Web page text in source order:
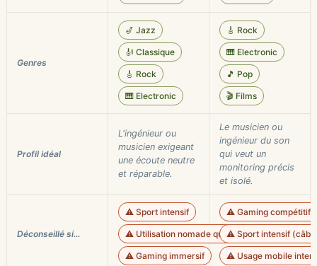
Genres
🎷 Jazz
🎻 Classique
🎸 Rock
🎹 Electronic
🎸 Rock
🎹 Electronic
🎵 Pop
🎬 Films
Profil idéal
L'ingénieur ou
musicien exigeant
une écoute neutre
et réparable.
Le musicien ou
ingénieur du son
qui veut un
monitoring précis
et isolé.
Déconseillé si…
⚠️ Sport intensif
⚠️ Utilisation nomade quotidienne
⚠️ Gaming immersif
⚠️ Gaming compétitif
⚠️ Sport intensif
⚠️ Usage mobile